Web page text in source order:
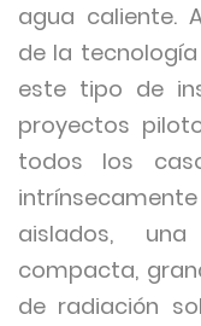
agua caliente.
de la
este tipo de
proyectos
todos los
aislados,
compacta,
de radiación